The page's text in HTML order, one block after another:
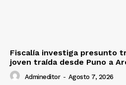
Fiscalía investiga presunto
joven traída desde Puno a
Admineditor - Agosto 7, 2026